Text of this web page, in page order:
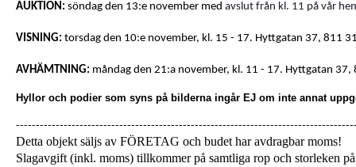
AUKTION: söndag den 13:e november med avslut från kl. 11 på vår
VISNING: torsdag den 10:e november, kl. 15 - 17. Hyttgatan 37, 811
AVHÄMTNING: måndag den 21:a november, kl. 11 - 17. Hyttgatan 37,
Hyllor och podier som syns på bilderna ingår EJ om inte annat
Detta objekt säljs av FÖRETAG och budet har avdragbar moms!
Slagavgift (inkl. moms) tillkommer på samtliga rop och storleken